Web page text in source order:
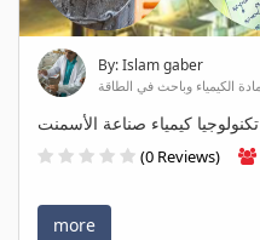
By: Islam gaber
تكنولوجيا كيمياء صناعة الأسمنت
(0 Reviews)
more